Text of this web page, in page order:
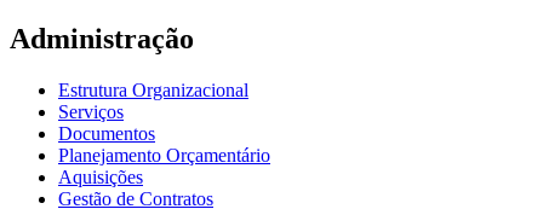
Administração
Estrutura Organizacional
Serviços
Documentos
Planejamento Orçamentário
Aquisições
Gestão de Contratos